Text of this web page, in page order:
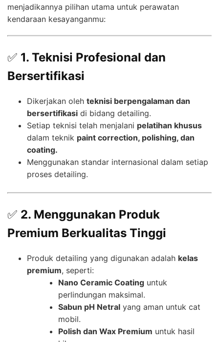
menjadikannya pilihan utama untuk perawatan
kendaraan kesayanganmu:
✅ 1. Teknisi Profesional dan
Bersertifikasi
Dikerjakan oleh teknisi berpengalaman dan
bersertifikasi di bidang detailing.
Setiap teknisi telah menjalani pelatihan khusus
dalam teknik paint correction, polishing, dan
coating.
Menggunakan standar internasional dalam setiap
proses detailing.
✅ 2. Menggunakan Produk
Premium Berkualitas Tinggi
Produk detailing yang digunakan adalah kelas
premium, seperti:
Nano Ceramic Coating untuk
perlindungan maksimal.
Sabun pH Netral yang aman untuk cat
mobil.
Polish dan Wax Premium untuk hasil